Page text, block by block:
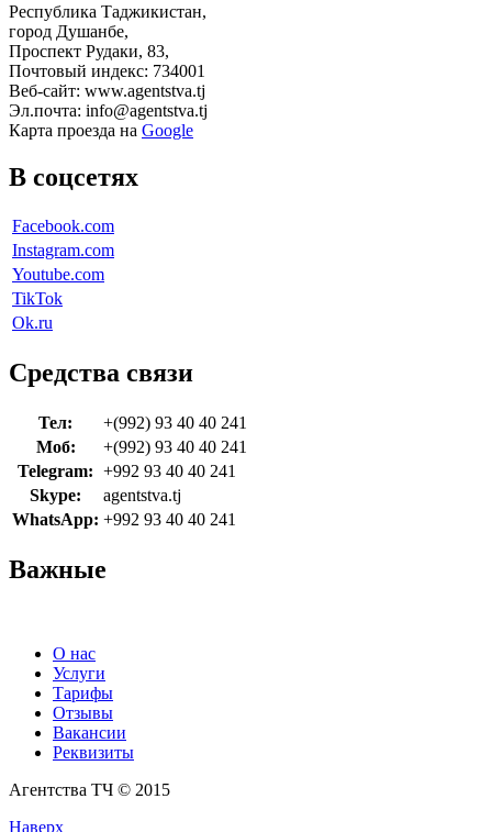
Республика Таджикистан,
город Душанбе,
Проспект Рудаки, 83,
Почтовый индекс: 734001
Веб-сайт: www.agentstva.tj
Эл.почта: info@agentstva.tj
Карта проезда на Google
В соцсетях
Facebook.com
Instagram.com
Youtube.com
TikTok
Ok.ru
Средства связи
Тел:
+(992) 93 40 40 241
Моб:
+(992) 93 40 40 241
Telegram: +992 93 40 40 241
Skype:
agentstva.tj
WhatsApp: +992 93 40 40 241
Важные
О нас
Услуги
Тарифы
Отзывы
Вакансии
Реквизиты
Агентства ТЧ © 2015
Наверх